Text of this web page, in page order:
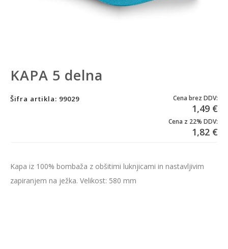
KAPA 5 delna
Šifra artikla: 99029 Cena brez DDV:
1,49 €
Cena z 22% DDV:
1,82 €
Kapa iz 100% bombaža z obšitimi luknjicami in nastavljivim
zapiranjem na ježka. Velikost: 580 mm